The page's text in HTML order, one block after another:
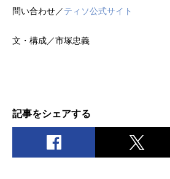
問い合わせ／ティソ公式サイト
文・構成／市塚忠義
記事をシェアする